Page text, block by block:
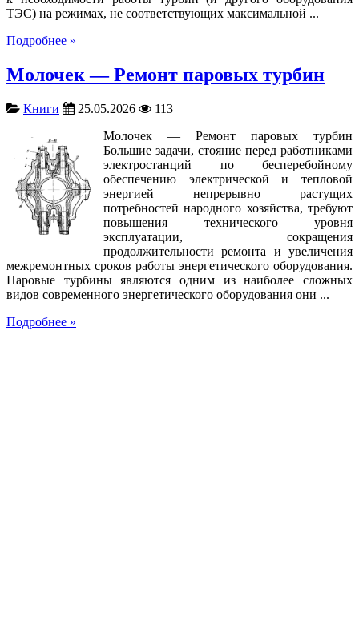
ТЭС) на режимах, не соответствующих максимальной ...
Подробнее »
Молочек — Ремонт паровых турбин
Книги 25.05.2026
113
Молочек — Ремонт паровых турбин
Большие задачи, стояние перед работниками
электростанций по бесперебойному
обеспечению электрической и тепловой
энергией непрерывно растущих
потребностей народного хозяйства, требуют
повышения технического уровня
эксплуатации, сокращения
продолжительности ремонта и увеличения
межремонтных сроков работы энергетического оборудования.
Паровые турбины являются одним из наиболее сложных
видов современного энергетического оборудования они ...
Подробнее »